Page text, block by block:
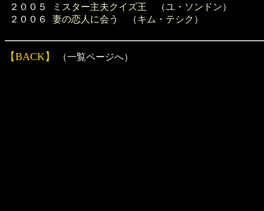
２００５
２００６
ミスター主夫クイズ王 （ユ・ソンドン）
妻の恋人に会う
（キム・テシク ）
【BACK】 （一覧ページへ）